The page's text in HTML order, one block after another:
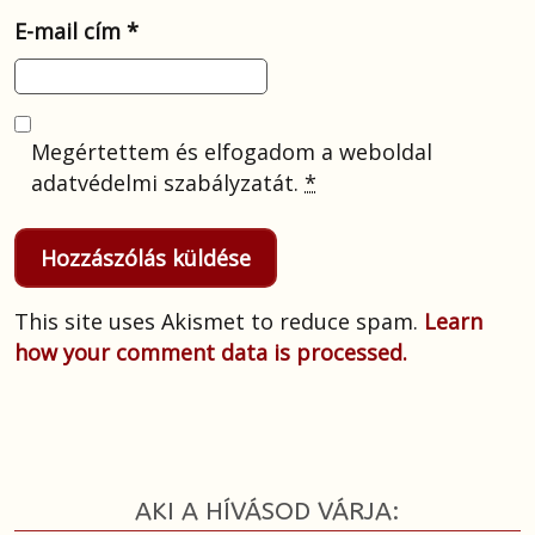
E-mail cím *
Megértettem és elfogadom a weboldal
adatvédelmi szabályzatát.*
This site uses Akismet to reduce spam. Learn
how your comment data is processed.
AKI A HÍVÁSOD VÁRJA: